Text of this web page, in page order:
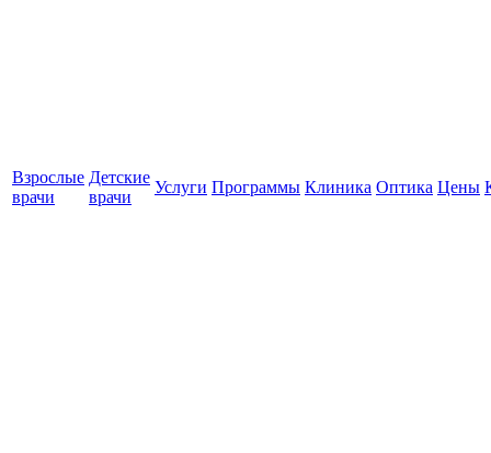
Взрослые
врачи
Детские
врачи
Услуги Программы Клиника Оптика Цены